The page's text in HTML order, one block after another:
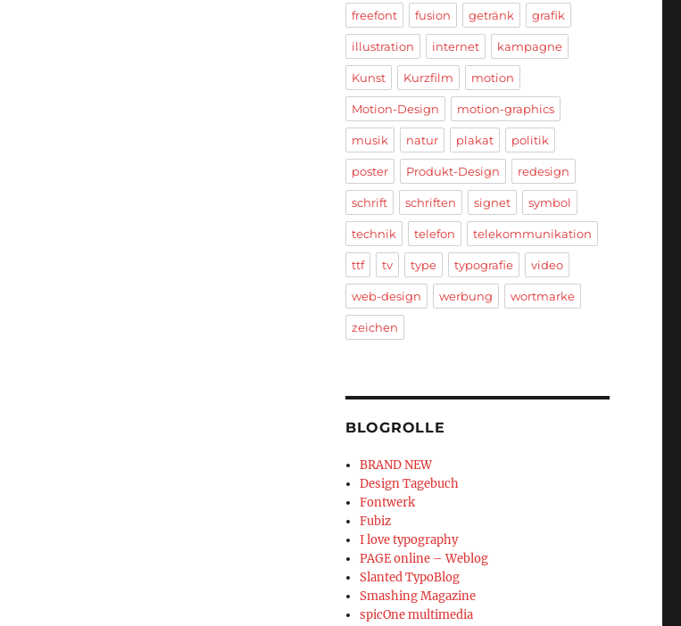
freefont fusion getränk grafik
illustration internet kampagne
Kunst Kurzfilm motion
Motion-Design motion-graphics
musik natur plakat politik
poster Produkt-Design redesign
schrift schriften signet symbol
technik telefon telekommunikation
ttf tv type typografie video
web-design werbung wortmarke
zeichen
BLOGROLLE
BRAND NEW
Design Tagebuch
Fontwerk
Fubiz
I love typography
PAGE online – Weblog
Slanted TypoBlog
Smashing Magazine
spicOne multimedia